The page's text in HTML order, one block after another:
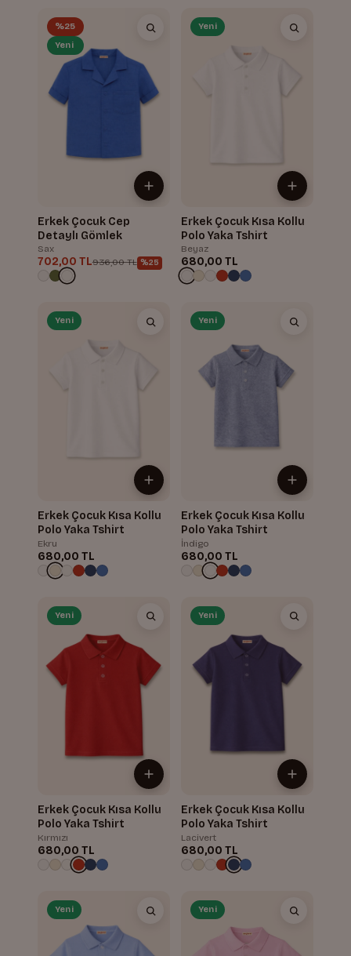
%25
Yeni
Erkek Çocuk Cep
Detaylı Gömlek
Sax
702,00 TL936,00 TL %25
Yeni
Erkek Çocuk Kısa Kollu
Polo Yaka Tshirt
Beyaz
680,00 TL
Yeni
Erkek Çocuk Kısa Kollu
Polo Yaka Tshirt
Ekru
680,00 TL
Yeni
Erkek Çocuk Kısa Kollu
Polo Yaka Tshirt
İndigo
680,00 TL
Yeni
Erkek Çocuk Kısa Kollu
Polo Yaka Tshirt
Kırmızı
680,00 TL
Yeni
Erkek Çocuk Kısa Kollu
Polo Yaka Tshirt
Lacivert
680,00 TL
Yeni Yeni